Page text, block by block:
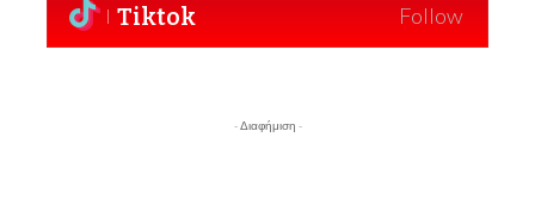
Tiktok Follow
- Διαφήμιση -